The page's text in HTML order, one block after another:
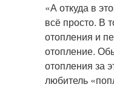
«А откуда в
всё просто. В
отопления и
отопление.
отопления за
любитель